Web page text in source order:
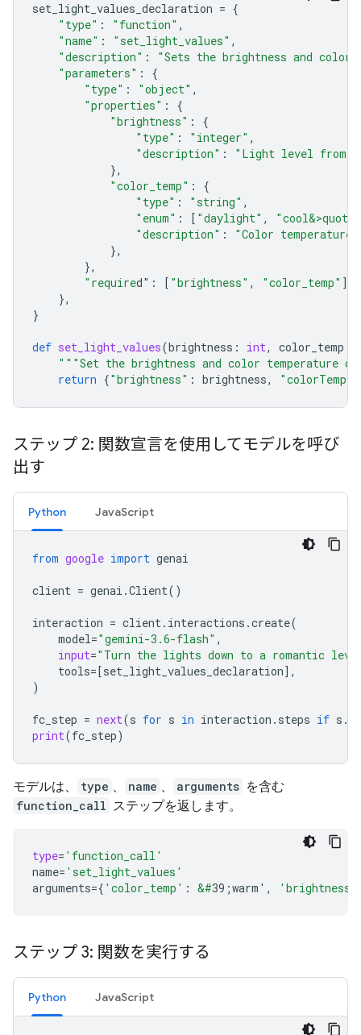
set_light_values_declaration = {
"type" : "function" ,
"name" : "set_light_values" ,
"description" :
"Sets the brightness and
"parameters" :
{
"type" : "object" ,
"properties" :
{
"brightness" :
{
"type" : "integer" ,
"description" :
"Light level from
},
"color_temp" :
{
"type" : "string" ,
"enum" : [ "daylight" , "cool&>quot;
"description" : "Color temperature"
},
},
"required" : [ "brightness" , "color_temp" ],
},
}
def set_light_values(brightness : int, color_temp
"""Set the brightness and color temperature
return {"brightness" : brightness,
ステップ 2: 関数宣言を使用してモデルを呼び
出す
Python JavaScript
from google import genai
client = genai .Client()
interaction = client. interactions .create(
model="gemini-3.6-flash" ,
input="Turn the lights down to a romantic
tools= [set_light_values_declaration],
)
fc_step = next(s for s in interaction . steps if s .
print(fc_step)
モデルは、 type 、 name 、 arguments を含む
function_call ステップを返します。
type= 'function_call'
name= 'set_light_values'
arguments={ 'color_temp' : &#39;warm' , 'brightness'
ステップ 3: 関数を実行する
Python JavaScript